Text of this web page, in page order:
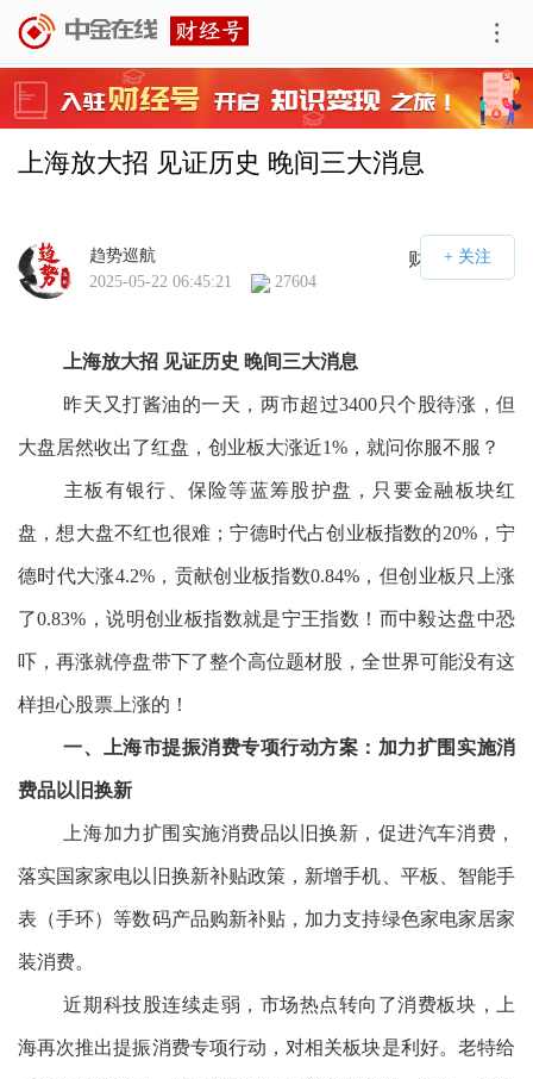
上海放大招 见证历史 晚间三大消息
财经号APP
趋势巡航
2025-05-22 06:45:21
27604
上海放大招 见证历史 晚间三大消息
昨天又打酱油的一天，两市超过3400只个股待涨，但
大盘居然收出了红盘，创业板大涨近1%，就问你服不服？
主板有银行、保险等蓝筹股护盘，只要金融板块红
盘，想大盘不红也很难；宁德时代占创业板指数的20%，宁
德时代大涨4.2%，贡献创业板指数0.84%，但创业板只上涨
了0.83%，说明创业板指数就是宁王指数！而中毅达盘中恐
吓，再涨就停盘带下了整个高位题材股，全世界可能没有这
样担心股票上涨的！
一、上海市提振消费专项行动方案：加力扩围实施消
费品以旧换新
上海加力扩围实施消费品以旧换新，促进汽车消费，
落实国家家电以旧换新补贴政策，新增手机、平板、智能手
表（手环）等数码产品购新补贴，加力支持绿色家电家居家
装消费。
近期科技股连续走弱，市场热点转向了消费板块，上
海再次推出提振消费专项行动，对相关板块是利好。老特给